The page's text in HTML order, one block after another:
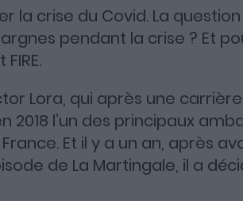
la crise du Covid. La
pendant la crise ? Et
Lora, qui après une
2018 l’un des principaux
Et il y a un an, après
de La Martingale, il a